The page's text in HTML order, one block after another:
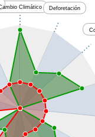
Climático Deforetación